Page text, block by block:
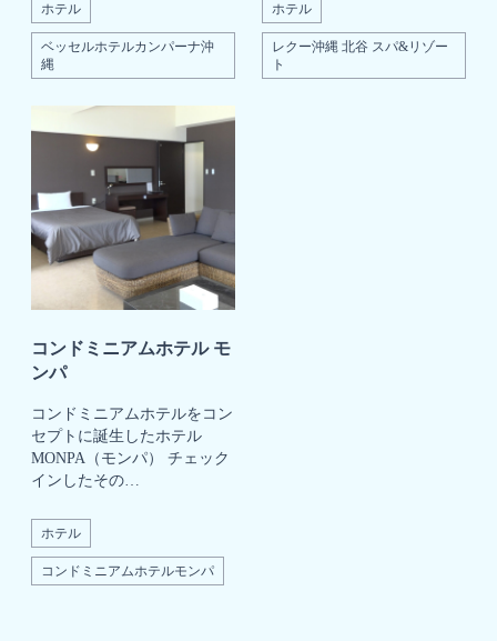
ホテル
ベッセルホテルカンパーナ沖
縄
ホテル
レクー沖縄 北谷 スパ&リゾー
ト
コンドミニアムホテル モ
ンパ
コンドミニアムホテルをコン
セプトに誕生したホテル
MONPA（モンパ） チェック
インしたその…
ホテル
コンドミニアムホテルモンパ